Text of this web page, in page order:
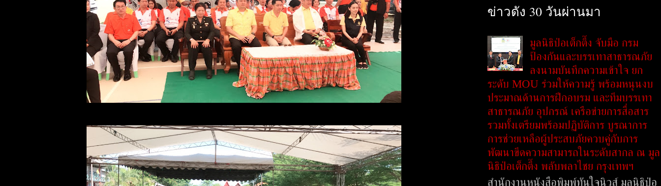
ข่าวดัง 30 วันผ่านมา
มูลนิธิป่อเต็กตึ๊ง จับมือ กรม
ป้องกันและบรรเทาสาธารณภัย
ลงนามบันทึกความเข้าใจ ยก
ระดับ MOU ร่วมให้ความรู้ พร้อมหนุนงบ
ประมาณด้านการฝึกอบรม และทีมบรรเทา
สาธารณภัย อุปกรณ์ เครือข่ายการสื่อสาร
รวมทั้งเตรียมพร้อมปฏิบัติการ บูรณาการ
การช่วยเหลือผู้ประสบภัยควบคู่กับการ
พัฒนาขีดความสามารถในระดับสากล ณ มูล
นิธิป่อเต็กตึ๊ง พลับพลาไชย กรุงเทพฯ
สำนักงานหนังสือพิมพ์ทันใจนิวส์ มูลนิธิป่อ